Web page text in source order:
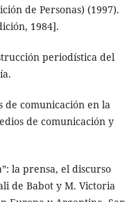
de Personas) (1997).
1984].
periodística del
de comunicación en la
de comunicación y
la prensa, el discurso
de Babot y M. Victoria